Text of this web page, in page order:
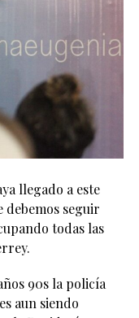
llegado a este
debemos seguir
todas las
90s la policía
aun siendo